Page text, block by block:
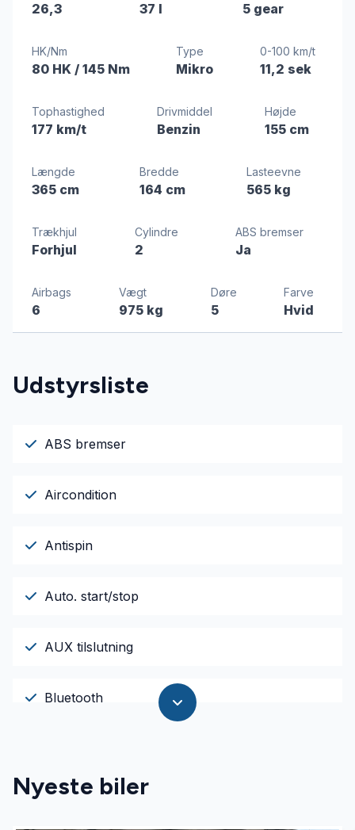
26,3 37 l 5 gear
HK/Nm
80 HK / 145 Nm
Type
Mikro
0-100 km/t
11,2 sek
Tophastighed
177 km/t
Drivmiddel
Benzin
Højde
155 cm
Længde
365 cm
Bredde
164 cm
Lasteevne
565 kg
Trækhjul
Forhjul
Cylindre
2
ABS bremser
Ja
Airbags
6
Vægt
975 kg
Døre
5
Farve
Hvid
Udstyrsliste
ABS bremser
Aircondition
Antispin
Auto. start/stop
AUX tilslutning
Bluetooth
El-ruder
Nyeste biler